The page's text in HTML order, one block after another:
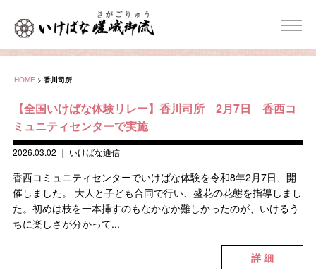
HOME > 香川司所
【全国いけばな体験リレー】香川司所 2月7日 香西コ
ミュニティセンターで実施
2026.03.02 ｜ いけばな通信
香西コミュニティセンターでいけばな体験を令和8年2月7日、開
催しました。 大人と子ども合同で行い、盛花の花態を指導しまし
た。初めは枝を一本挿すのもなかなか難しかったのが、いけるう
ちに楽しさが分かって...
詳 細